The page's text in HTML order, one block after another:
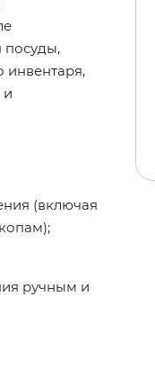
посуды,
инвентаря,
и
(включая
ручным и